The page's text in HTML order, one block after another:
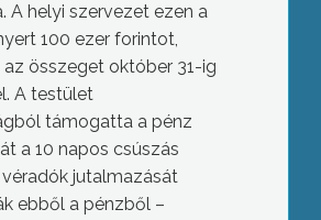
A helyi szervezet ezen a
100 ezer forintot,
összeget október 31-ig
A testület
támogatta a pénz
a 10 napos csúszás
véradók jutalmazását
ebből a pénzből –